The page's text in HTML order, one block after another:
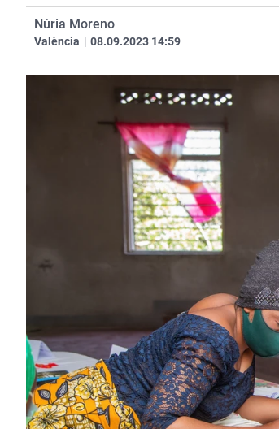
Núria Moreno
València | 08.09.2023 14:59